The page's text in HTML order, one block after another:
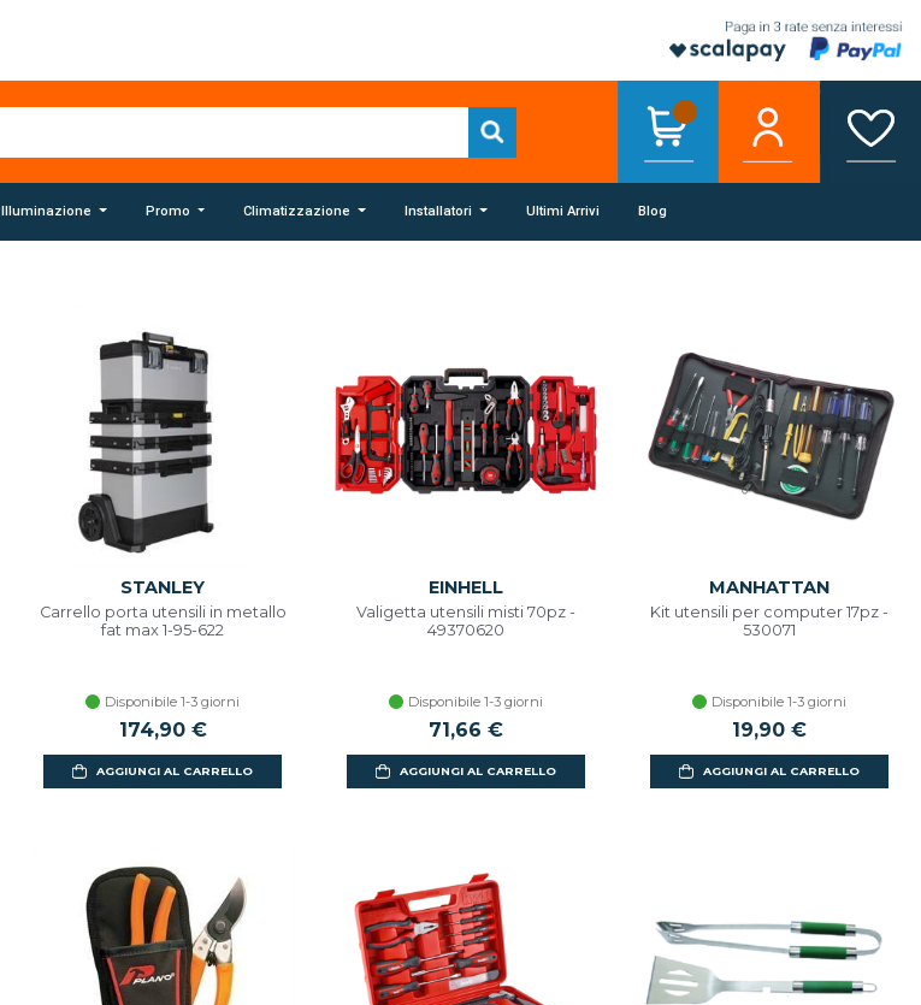
Illuminazione Promo Climatizzazione Installatori Ultimi Arrivi Blog
STANLEY
Carrello porta utensili in metallo
fat max 1-95-622
Disponibile 1-3 giorni
174,90 €
AGGIUNGI AL CARRELLO
EINHELL
Valigetta utensili misti 70pz -
49370620
Disponibile 1-3 giorni
71,66 €
AGGIUNGI AL CARRELLO
MANHATTAN
Kit utensili per computer 17pz -
530071
Disponibile 1-3 giorni
19,90 €
AGGIUNGI AL CARRELLO